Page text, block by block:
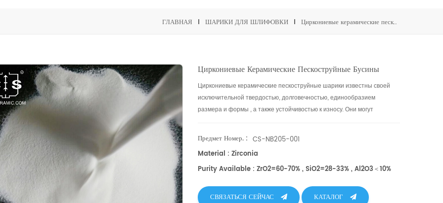
ГЛАВНАЯ ШАРИКИ ДЛЯ ШЛИФОВКИ Циркониевые керамические пескоструйные бусины
Циркониевые Керамические Пескоструйные Бусины
Циркониевые керамические пескоструйные шарики известны своей
исключительной твердостью, долговечностью, единообразием
размера и формы , а также устойчивостью к износу. Они могут
Предмет Номер. : CS-NB205-001
Material : Zirconia
Purity Available : ZrO2=60-70% , SiO2=28-33% , Al2O3＜10%
СВЯЗАТЬСЯ СЕЙЧАС КАТАЛОГ